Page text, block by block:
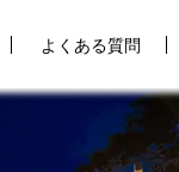
よくある質問